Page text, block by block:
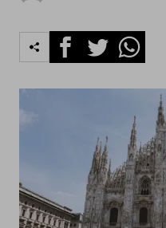
FacebookTwitterWhatsapp